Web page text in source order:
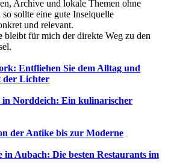
Archive und lokale Themen ohne
sollte eine gute Inselquelle
und relevant.
bleibt für mich der direkte Weg zu den
Entfliehen Sie dem Alltag und
der Lichter
in Norddeich: Ein kulinarischer
der Antike bis zur Moderne
in Aubach: Die besten Restaurants im